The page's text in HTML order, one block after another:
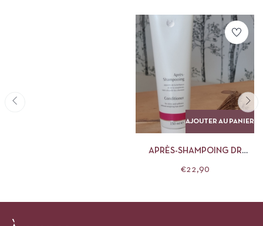
AJOUTER AU PANIER
APRÈS-SHAMPOING DR
€22,90